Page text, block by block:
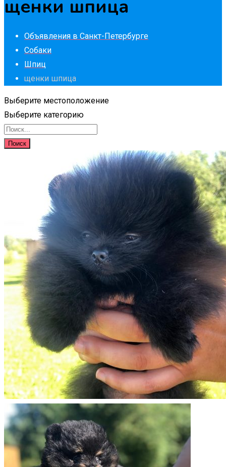
щенки шпица
Объявления в Санкт-Петербурге
Собаки
Шпиц
щенки шпица
Выберите местоположение
Выберите категорию
Поиск